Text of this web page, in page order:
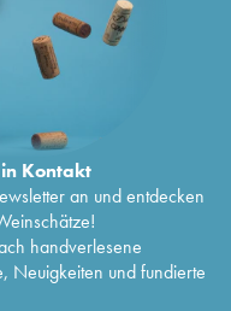
Kontakt
an und entdecken
handverlesene
Neuigkeiten und fundierte